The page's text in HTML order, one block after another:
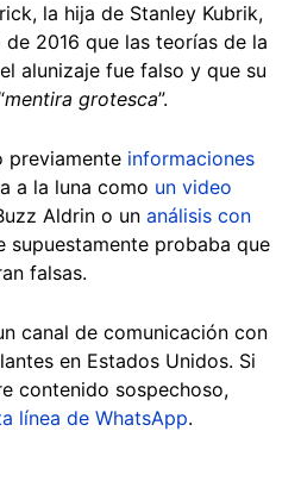
la hija de Stanley Kubrik,
de 2016 que las teorías de la
alunizaje fue falso y que su
mentira grotesca”.
previamente informaciones
a la luna como un video
Aldrin o un análisis con
supuestamente probaba que
falsas.
canal de comunicación con
en Estados Unidos. Si
contenido sospechoso,
línea de WhatsApp.